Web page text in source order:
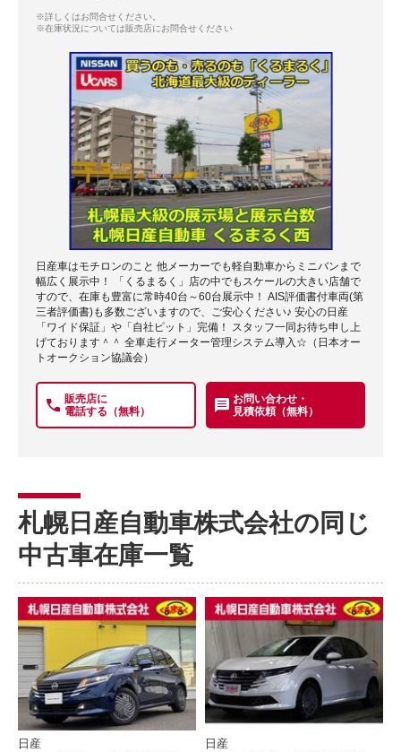
※詳しくはお問合せください。
※在庫状況については販売店にお問合せください
日産車はモチロンのこと 他メーカーでも軽自動車からミニバンまで
幅広く展示中！ 「くるまるく」店の中でもスケールの大きい店舗で
すので、在庫も豊富に常時40台～60台展示中！ AIS評価書付車両(第
三者評価書)も多数ございますので、ご安心ください♪ 安心の日産
「ワイド保証」や「自社ピット」完備！ スタッフ一同お待ち申し上
げております＾＾ 全車走行メーター管理システム導入☆（日本オー
トオークション協議会）
販売店に
電話する（無料）
お問い合わせ・
見積依頼（無料）
札幌日産自動車株式会社の同じ
中古車在庫一覧
日産 日産